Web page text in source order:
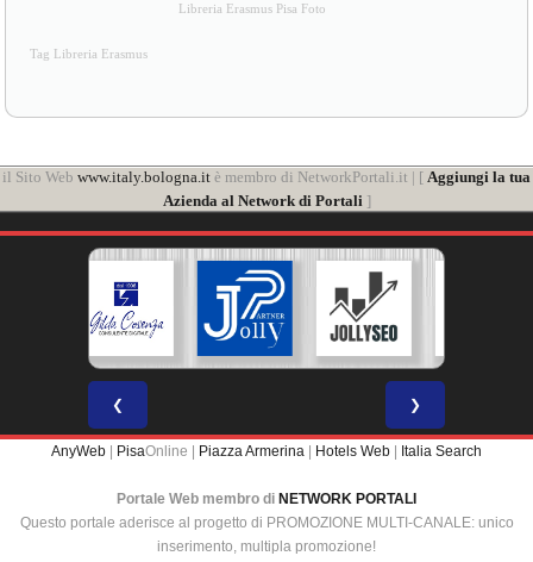
Libreria Erasmus Pisa Foto
Tag Libreria Erasmus
il Sito Web www.italy.bologna.it è membro di NetworkPortali.it | [ Aggiungi la tua
Azienda al Network di Portali]
❮ ❯
AnyWeb PisaOnline | Piazza Armerina Hotels Web Italia Search
Portale Web membro di NETWORK PORTALI
Questo portale aderisce al progetto di PROMOZIONE MULTI-CANALE: unico
inserimento, multipla promozione!